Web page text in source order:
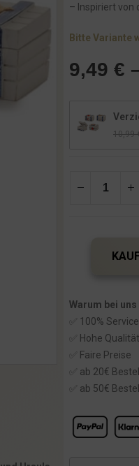
– Inspiriert von
Bitte Variante
9,49 €
10,99
Warum bei
✅ 100% Service
✅ Hohe Qualität
✅ Faire Preise
✅ ab 20€
✅ ab 50€